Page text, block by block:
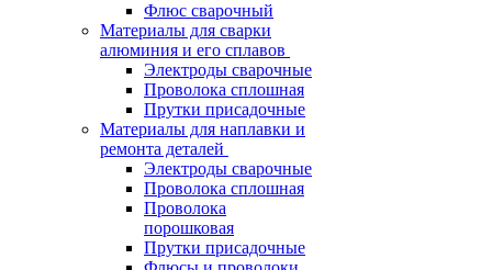
Флюс сварочный
Материалы для сварки
алюминия и его сплавов
Электроды сварочные
Проволока сплошная
Прутки присадочные
Материалы для наплавки и
ремонта деталей
Электроды сварочные
Проволока сплошная
Проволока
порошковая
Прутки присадочные